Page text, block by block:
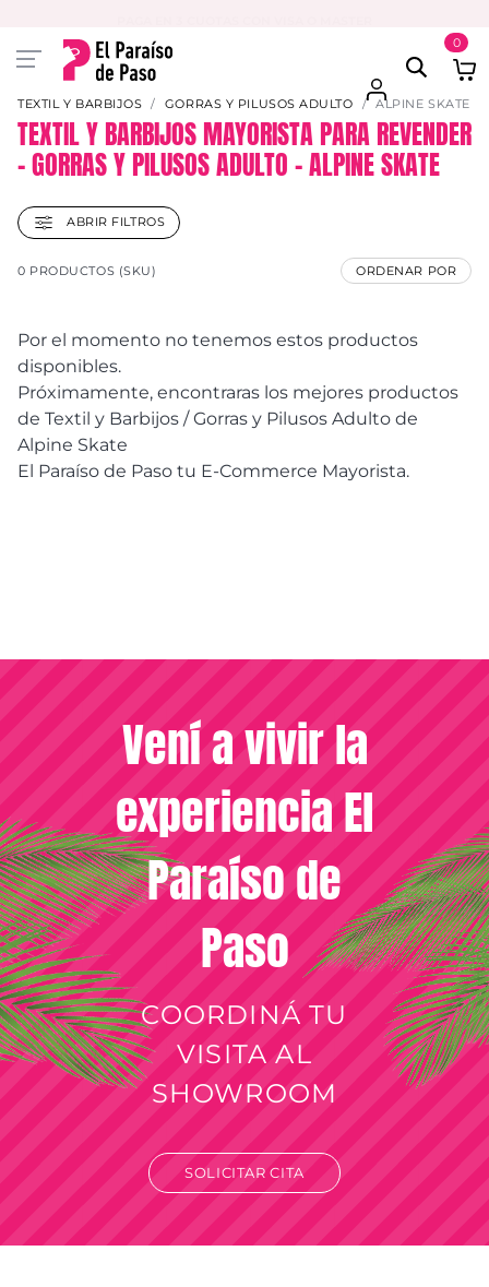
0
TEXTIL Y BARBIJOS GORRAS Y PILUSOS ADULTO ALPINE SKATE
TEXTIL Y BARBIJOS MAYORISTA PARA REVENDER
– GORRAS Y PILUSOS ADULTO – ALPINE SKATE
ABRIR FILTROS
0 PRODUCTOS (SKU) ORDENAR POR
Por el momento no tenemos estos productos
disponibles.
Próximamente, encontraras los mejores productos
de Textil y Barbijos / Gorras y Pilusos Adulto de
Alpine Skate
El Paraíso de Paso tu E-Commerce Mayorista.
Vení a vivir la
experiencia El
Paraíso de
Paso
COORDINÁ TU
VISITA AL
SHOWROOM
SOLICITAR CITA